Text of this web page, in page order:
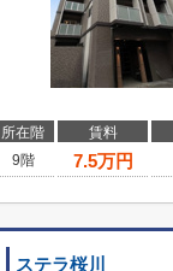
所在階 賃料
9階
7.5万円
ステラ桜川